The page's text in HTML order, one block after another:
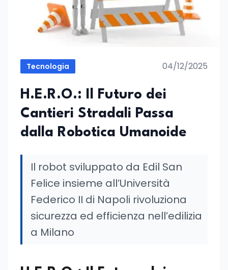
Tecnologia 04/12/2025
H.E.R.O.: Il Futuro dei
Cantieri Stradali Passa
dalla Robotica Umanoide
Il robot sviluppato da Edil San
Felice insieme all’Università
Federico II di Napoli rivoluziona
sicurezza ed efficienza nell’edilizia
a Milano